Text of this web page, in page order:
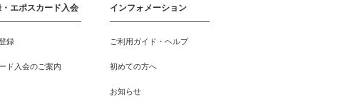
エポスカード入会
録
ド入会のご案内
インフォメーション
ご利用ガイド・ヘルプ
初めての方へ
お知らせ